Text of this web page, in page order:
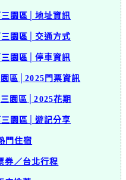
園區│地址資訊
園區│交通方式
園區│停車資訊
區│2025門票資訊
園區│2025花期
園區│遊記分享
門住宿
券／台北行程